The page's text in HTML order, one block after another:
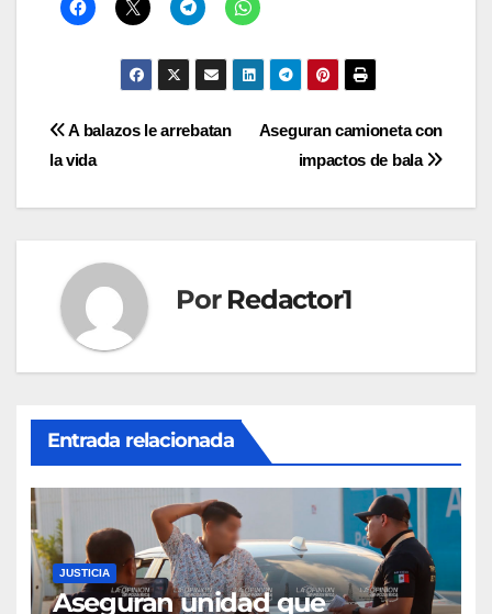
Navegación
Aseguran camioneta con
impactos de bala
A balazos le arrebatan
la vida
Por Redactor1
Entrada relacionada
JUSTICIA
Aseguran unidad que